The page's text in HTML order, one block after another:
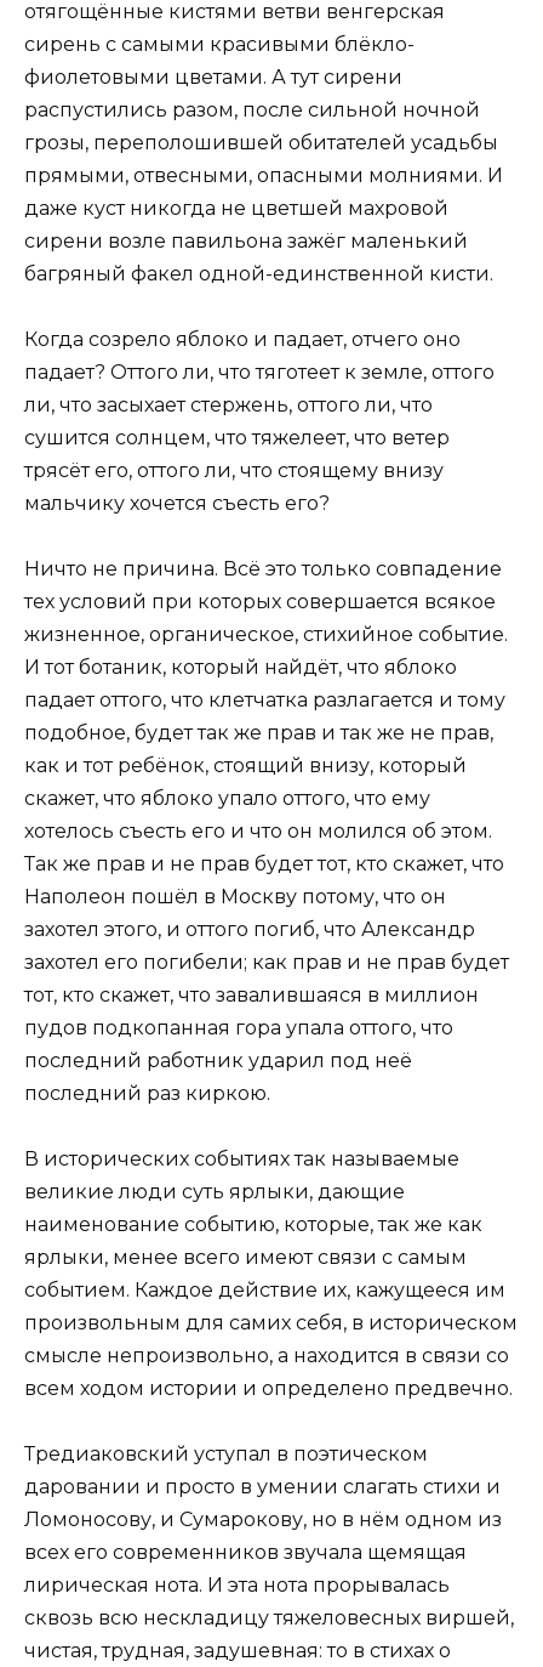
отягощённые кистями ветви венгерская
сирень с самыми красивыми блёкло-
фиолетовыми цветами. А тут сирени
распустились разом, после сильной ночной
грозы, переполошившей обитателей усадьбы
прямыми, отвесными, опасными молниями. И
даже куст никогда не цветшей махровой
сирени возле павильона зажёг маленький
багряный факел одной-единственной кисти.
Когда созрело яблоко и падает, отчего оно
падает? Оттого ли, что тяготеет к земле, оттого
ли, что засыхает стержень, оттого ли, что
сушится солнцем, что тяжелеет, что ветер
трясёт его, оттого ли, что стоящему внизу
мальчику хочется съесть его?
Ничто не причина. Всё это только совпадение
тех условий при которых совершается всякое
жизненное, органическое, стихийное событие.
И тот ботаник, который найдёт, что яблоко
падает оттого, что клетчатка разлагается и тому
подобное, будет так же прав и так же не прав,
как и тот ребёнок, стоящий внизу, который
скажет, что яблоко упало оттого, что ему
хотелось съесть его и что он молился об этом.
Так же прав и не прав будет тот, кто скажет, что
Наполеон пошёл в Москву потому, что он
захотел этого, и оттого погиб, что Александр
захотел его погибели; как прав и не прав будет
тот, кто скажет, что завалившаяся в миллион
пудов подкопанная гора упала оттого, что
последний работник ударил под неё
последний раз киркою.
В исторических событиях так называемые
великие люди суть ярлыки, дающие
наименование событию, которые, так же как
ярлыки, менее всего имеют связи с самым
событием. Каждое действие их, кажущееся им
произвольным для самих себя, в историческом
смысле непроизвольно, а находится в связи со
всем ходом истории и определено предвечно.
Тредиаковский уступал в поэтическом
даровании и просто в умении слагать стихи и
Ломоносову, и Сумарокову, но в нём одном из
всех его современников звучала щемящая
лирическая нота. И эта нота прорывалась
сквозь всю нескладицу тяжеловесных виршей,
чистая, трудная, задушевная: то в стихах о